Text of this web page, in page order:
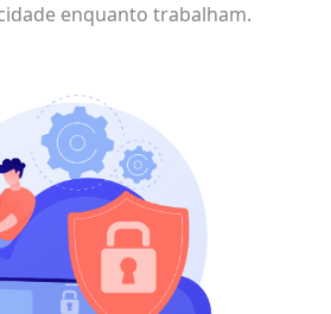
enquanto trabalham.